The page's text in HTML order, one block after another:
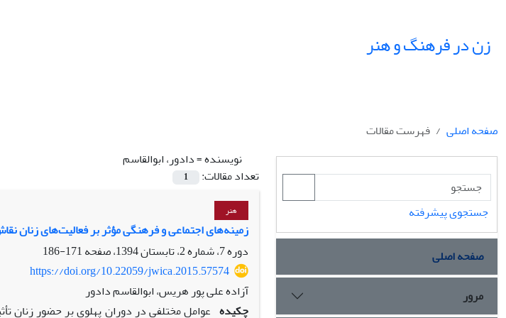
زن در فرهنگ و هنر
صفحه اصلی
فهرست مقالات
نویسنده =دادور، ابوالقاسم
تعداد مقالات:
1
هنر
زمینه‌های اجتماعی و فرهنگی مؤثر بر فعالیت‌های زنان نقاش دوران
دوره 7، شماره 2، تابستان 1394، صفحه
171-186
https://doi.org/10.22059/jwica.2015.57574
آزاده علی پور هریس، ابوالقاسم دادور
چکیده عوامل مختلفی در دوران پهلوی بر حضور زنان
جستجوی پیشرفته
صفحه اصلی
مرور